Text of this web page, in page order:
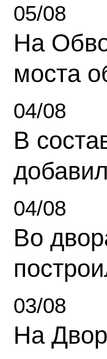
05/08
На
моста
04/08
В
04/08
Во
03/08
На